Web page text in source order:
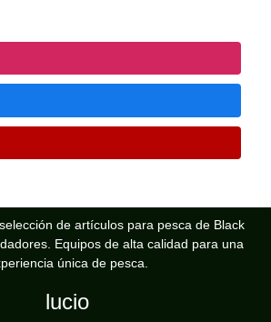
de artículos para pesca de Black
Equipos de alta calidad para una
única de pesca.
lucio